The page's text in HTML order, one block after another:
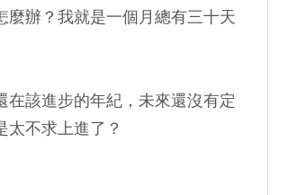
辦？我就是一個月總有三十天
該進步的年紀，未來還沒有定
不求上進了？